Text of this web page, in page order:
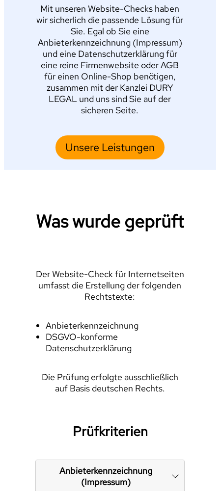
Mit unseren Website-Checks haben
wir sicherlich die passende Lösung für
Sie. Egal ob Sie eine
Anbieterkennzeichnung (Impressum)
und eine Datenschutzerklärung für
eine reine Firmenwebsite oder AGB
für einen Online-Shop benötigen,
zusammen mit der Kanzlei DURY
LEGAL und uns sind Sie auf der
sicheren Seite.
Unsere Leistungen
Was wurde geprüft
Der Website-Check für Internetseiten
umfasst die Erstellung der folgenden
Rechtstexte:
Anbieterkennzeichnung
DSGVO-konforme
Datenschutzerklärung
Die Prüfung erfolgte ausschließlich
auf Basis deutschen Rechts.
Prüfkriterien
Anbieterkennzeichnung
(Impressum)